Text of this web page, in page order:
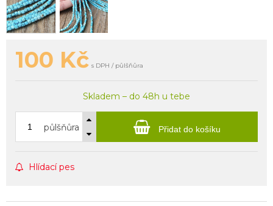
100 Kč s DPH / půlšňůra
Skladem – do 48h u tebe
půlšňůra Přidat do košíku
Hlídací pes